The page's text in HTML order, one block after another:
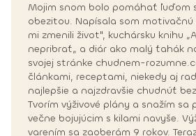
Mojim snom bolo pomáhať ľuďom
obezitou. Napísala som motivačnú
mi zmenili život", kuchársku knihu
nepribrať„ a diár ako malý ťahák
svojej stránke chudnem-
článkami, receptami, niekedy aj
najlepšie a najzdravšie chudnúť
Tvorím výživové plány a snažím
večne bojujúcim s kilami navyše.
varením sa zaoberám 9 rokov.